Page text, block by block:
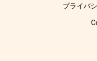
プライバ